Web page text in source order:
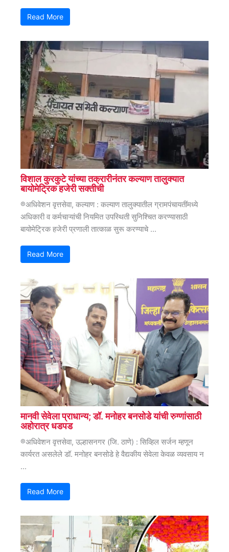
Read More
विशाल कुरकुटे यांच्या तक्रारीनंतर कल्याण तालुक्यात
बायोमेट्रिक हजेरी सक्तीची
®अधिवेशन वृत्तसेवा, कल्याण : कल्याण तालुक्यातील ग्रामपंचायतींमध्ये
अधिकारी व कर्मचाऱ्यांची नियमित उपस्थिती सुनिश्चित करण्यासाठी
बायोमेट्रिक हजेरी प्रणाली तात्काळ सुरू करण्याचे ...
Read More
मानवी सेवेला प्राधान्य; डॉ. मनोहर बनसोडे यांची रुग्णांसाठी
अहोरात्र धडपड
®अधिवेशन वृत्तसेवा, उल्हासनगर (जि. ठाणे) : सिव्हिल सर्जन म्हणून
कार्यरत असलेले डॉ. मनोहर बनसोडे हे वैद्यकीय सेवेला केवळ व्यवसाय न
...
Read More